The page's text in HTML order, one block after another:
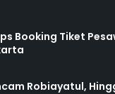
Booking Tiket
Robiayatul,